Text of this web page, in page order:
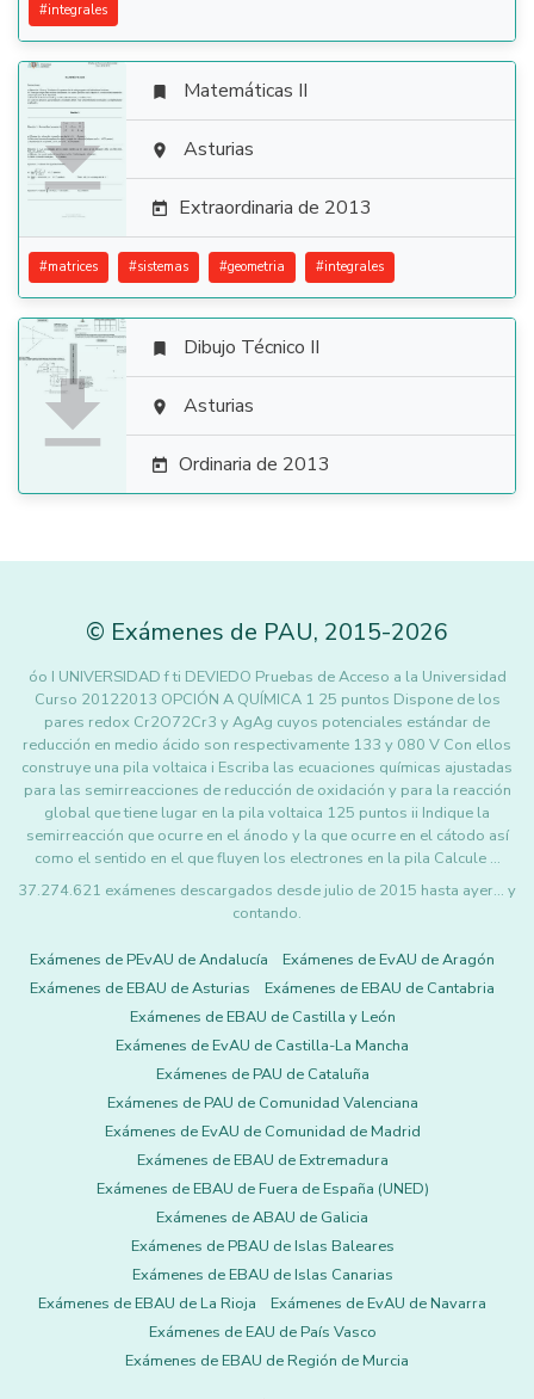
#integrales

 Matemáticas II
 Asturias
 Extraordinaria de 2013
#matrices #sistemas #geometria #integrales

 Dibujo Técnico II
 Asturias
 Ordinaria de 2013
© Exámenes de PAU, 2015-2026
óo I UNIVERSIDAD f ti DEVIEDO Pruebas de Acceso a la Universidad
Curso 20122013 OPCIÓN A QUÍMICA 1 25 puntos Dispone de los
pares redox Cr2O72Cr3 y AgAg cuyos potenciales estándar de
reducción en medio ácido son respectivamente 133 y 080 V Con ellos
construye una pila voltaica i Escriba las ecuaciones químicas ajustadas
para las semirreacciones de reducción de oxidación y para la reacción
global que tiene lugar en la pila voltaica 125 puntos ii Indique la
semirreacción que ocurre en el ánodo y la que ocurre en el cátodo así
como el sentido en el que fluyen los electrones en la pila Calcule …
37.274.621 exámenes descargados desde julio de 2015 hasta ayer... y
contando.
Exámenes de PEvAU de Andalucía
Exámenes de EvAU de Aragón
Exámenes de EBAU de Asturias
Exámenes de EBAU de Cantabria
Exámenes de EBAU de Castilla y León
Exámenes de EvAU de Castilla-La Mancha
Exámenes de PAU de Cataluña
Exámenes de PAU de Comunidad Valenciana
Exámenes de EvAU de Comunidad de Madrid
Exámenes de EBAU de Extremadura
Exámenes de EBAU de Fuera de España (UNED)
Exámenes de ABAU de Galicia
Exámenes de PBAU de Islas Baleares
Exámenes de EBAU de Islas Canarias
Exámenes de EBAU de La Rioja
Exámenes de EvAU de Navarra
Exámenes de EAU de País Vasco
Exámenes de EBAU de Región de Murcia